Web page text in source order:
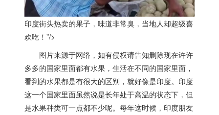
印度街头热卖的果子，味道非常臭，当地人却超级喜
欢吃！”/>
图片来源于网络，如有侵权请告知删除现在许许
多多的国家里面都有水果，生活在不同的国家里面，
看到的水果都是有很大的区别，就好像是印度。 印度
这一个国家里面虽然说是长年处于高温的状态下，但
是水果种类可一点都不少呢。每年这时候， 印度朋友